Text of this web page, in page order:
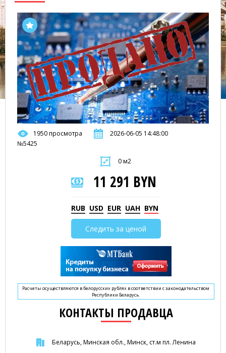
1950 просмотра
2026-06-05 14:48:00
№5425
0 м2
11 291 BYN
RUB USD EUR UAH BYN
Следить за ценой
Расчеты осуществляются в белорусских рублях в соответствии с законодательством
Республики Беларусь.
КОНТАКТЫ ПРОДАВЦА
Беларусь, Минская обл., Минск, ст.м пл. Ленина